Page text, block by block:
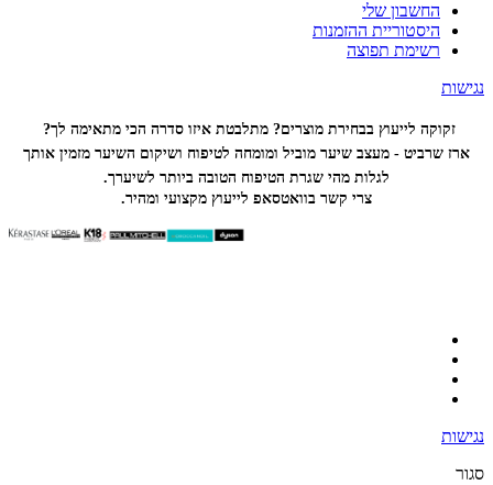
החשבון שלי
היסטוריית ההזמנות
רשימת תפוצה
נגישות
זקוקה לייעוץ בבחירת מוצרים? מתלבטת איזו סדרה הכימתאימה לך?
ארז שרביט - מעצב שיער מוביל ומומחה לטיפוח ושיקום השיער מזמין אותך
לגלות מהי שגרת הטיפוח הטובה ביותר לשיערך.
צרי קשר בוואטסאפ לייעוץ מקצועי ומהיר.
נגישות
סגור